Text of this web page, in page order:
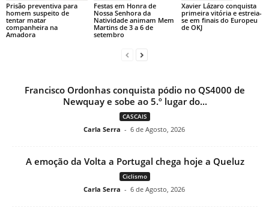
Prisão preventiva para
homem suspeito de
tentar matar
companheira na
Amadora
Festas em Honra de
Nossa Senhora da
Natividade animam Mem
Martins de 3 a 6 de
setembro
Xavier Lázaro conquista
primeira vitória e estreia-
se em finais do Europeu
de OKJ
Francisco Ordonhas conquista pódio no QS4000 de
Newquay e sobe ao 5.º lugar do...
CASCAIS
Carla Serra - 6 de Agosto, 2026
A emoção da Volta a Portugal chega hoje a Queluz
Ciclismo
Carla Serra - 6 de Agosto, 2026